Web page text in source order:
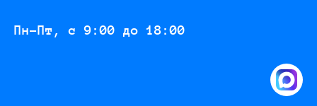
Пн-Пт, с 9:00 до 18:00